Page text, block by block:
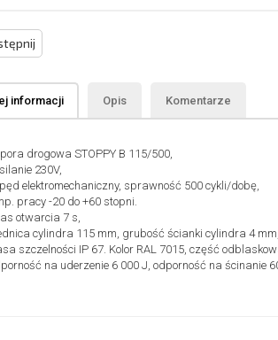
informacji Opis Komentarze
drogowa STOPPY B 115/500,
230V,
elektromechaniczny, sprawność 500 cykli/dobę,
pracy -20 do +60 stopni.
otwarcia 7 s,
cylindra 115 mm, grubość ścianki cylindra 4
szczelności IP 67. Kolor RAL 7015, część
na uderzenie 6 000 J, odporność na ścinanie